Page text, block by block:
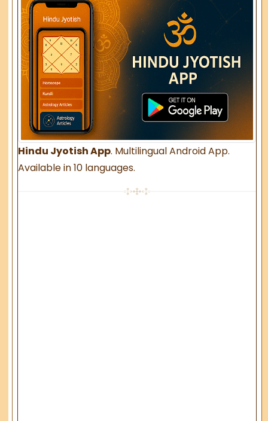
Hindu Jyotish App. Multilingual Android App.
Available in 10 languages.